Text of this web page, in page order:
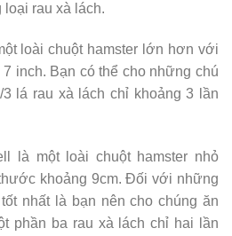
rau xà lách.
loài chuột hamster lớn hơn với
inch. Bạn có thể cho những chú
lá rau xà lách chỉ khoảng 3 lần
là một loài chuột hamster nhỏ
khoảng 9cm. Đối với những
nhất là bạn nên cho chúng ăn
phần ba rau xà lách chỉ hai lần